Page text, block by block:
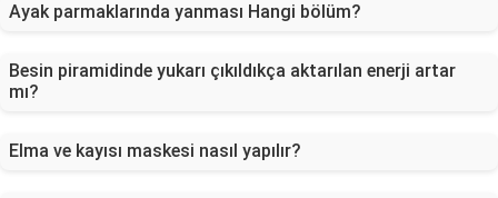
Ayak parmaklarında yanması Hangi bölüm?
Besin piramidinde yukarı çıkıldıkça aktarılan enerji artar
mı?
Elma ve kayısı maskesi nasıl yapılır?